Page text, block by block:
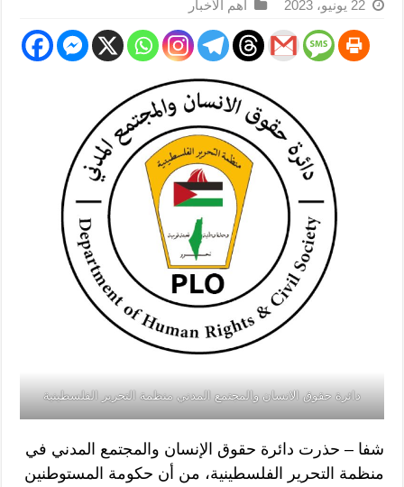
22 يونيو، 2023 أهم الأخبار
دائرة حقوق الانسان والمجتمع المدني منظمة التحرير الفلسطينية
شفا – حذرت دائرة حقوق الإنسان والمجتمع المدني في
منظمة التحرير الفلسطينية، من أن حكومة المستوطنين